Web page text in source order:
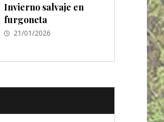
estacionamiento y
señalización
Invierno salvaje en
furgoneta
21/01/2026